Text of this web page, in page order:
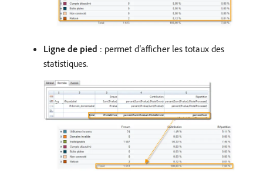
Ligne de pied : permet d’afficher les totaux des
statistiques.